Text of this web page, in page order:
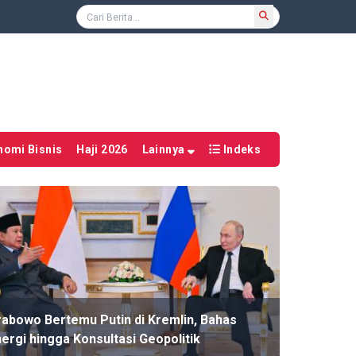
Bisnis Haji 2026 Lainnya Indeks
Bertemu Putin di Kremlin, Bahas
hingga Konsultasi Geopolitik